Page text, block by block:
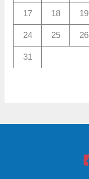
17 18 19
24 25 26
31